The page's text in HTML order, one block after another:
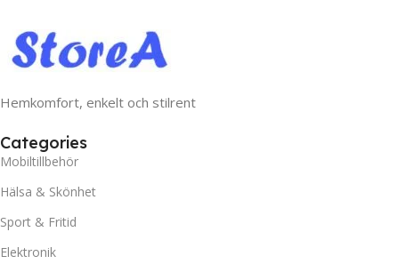
Hemkomfort, enkelt och stilrent
Categories
Mobiltillbehör
Hälsa & Skönhet
Sport & Fritid
Elektronik